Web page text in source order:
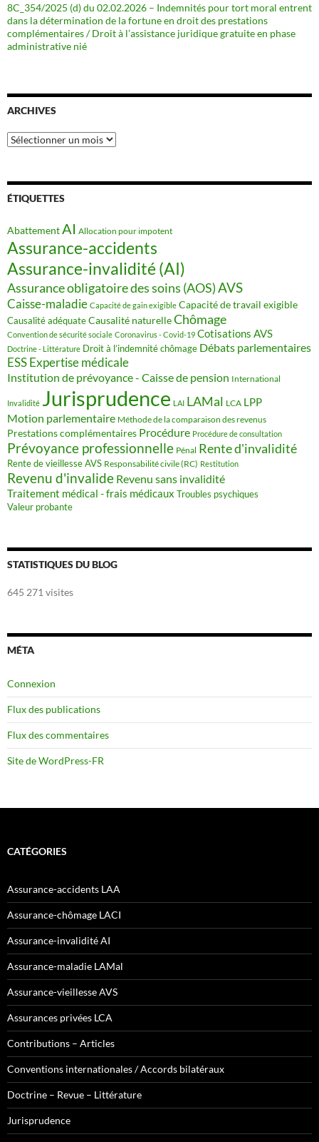
8C_354/2025 (d) du 02.02.2026 – Indemnités pour tort moral entrent
dans la détermination de la fortune en droit des prestations
complémentaires / Droit à l’assistance juridique gratuite en phase
administrative nié
ARCHIVES
Archives
ÉTIQUETTES
AbattementAI Allocation pour impotent
Assurance-accidents
Assurance-invalidité (AI)
Assurance obligatoire des soins (AOS)AVS
Caisse-maladie Capacité de gain exigible Capacité de travail exigible
Causalité adéquate Causalité naturelleChômage
Convention de sécurité sociale Coronavirus - Covid-19 Cotisations AVS
Doctrine - Littérature Droit à l’indemnité chômage Débats parlementaires
ESSExpertise médicale
Institution de prévoyance - Caisse de pension International
Invalidité Jurisprudence LAI LAMal LCA LPP
Motion parlementaire Méthode de la comparaison des revenus
Prestations complémentaires Procédure Procédure de consultation
Prévoyance professionnelle Pénal Rente d'invalidité
Rente de vieillesse AVS Responsabilité civile (RC) Restitution
Revenu d'invalide Revenu sans invalidité
Traitement médical - frais médicaux Troubles psychiques
Valeur probante
STATISTIQUES DU BLOG
645 271 visites
MÉTA
Connexion
Flux des publications
Flux des commentaires
Site de WordPress-FR
CATÉGORIES
Assurance-accidents LAA
Assurance-chômage LACI
Assurance-invalidité AI
Assurance-maladie LAMal
Assurance-vieillesse AVS
Assurances privées LCA
Contributions – Articles
Conventions internationales / Accords bilatéraux
Doctrine – Revue – Littérature
Jurisprudence